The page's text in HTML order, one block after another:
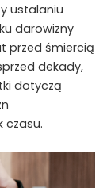
ustalaniu
darowizny
przed śmiercią
dekady,
dotyczą
czasu.